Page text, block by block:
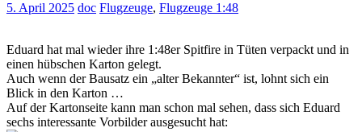
5. April 2025 doc Flugzeuge, Flugzeuge 1:48
Eduard hat mal wieder ihre 1:48er Spitfire in Tüten verpackt und in
einen hübschen Karton gelegt.
Auch wenn der Bausatz ein „alter Bekannter“ ist, lohnt sich ein
Blick in den Karton …
Auf der Kartonseite kann man schon mal sehen, dass sich Eduard
sechs interessante Vorbilder ausgesucht hat: